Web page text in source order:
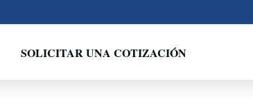
SOLICITAR UNA COTIZACIÓN